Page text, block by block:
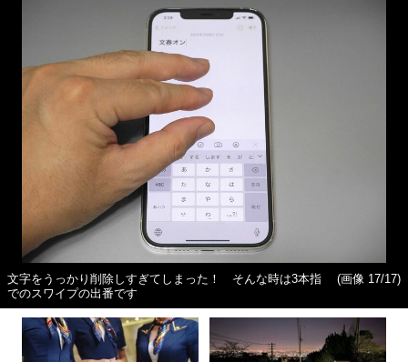
文字をうっかり削除しすぎてしまった！ そんな時は3本指
でのスワイプの出番です
(画像 17/17)